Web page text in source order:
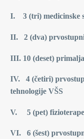
I. 3 (tri) medicinske
II. 2 (dva)
III. 10 (deset)
IV. 4 (četiri)
tehnologije VŠS
V. 5 (pet)
VI. 6 (šest)